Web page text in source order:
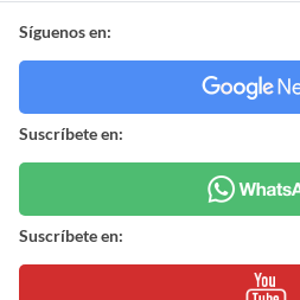
Síguenos en:
Suscríbete en:
Suscríbete en: